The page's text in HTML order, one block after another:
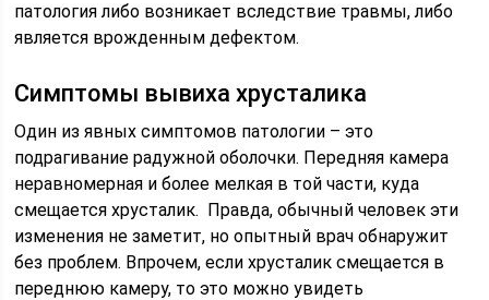
патология либо возникает вследствие травмы, либо
является врожденным дефектом.
Симптомы вывиха хрусталика
Один из явных симптомов патологии – это
подрагивание радужной оболочки. Передняя камера
неравномерная и более мелкая в той части, куда
смещается хрусталик. Правда, обычный человек эти
изменения не заметит, но опытный врач обнаружит
без проблем. Впрочем, если хрусталик смещается в
переднюю камеру, то это можно увидеть